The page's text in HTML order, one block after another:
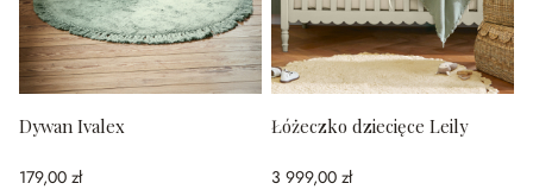
Dywan Ivalex
179,00 zł
Łóżeczko dziecięce Leily
3 999,00 zł